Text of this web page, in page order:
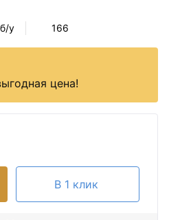
у 166
цена!
В 1 клик